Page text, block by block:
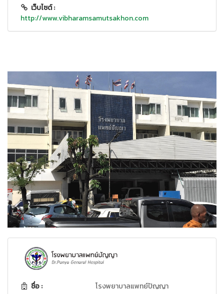
เว็บไซต์ :
http://www.vibharamsamutsakhon.com
ชื่อ :
โรงพยาบาลแพทย์ปัญญา